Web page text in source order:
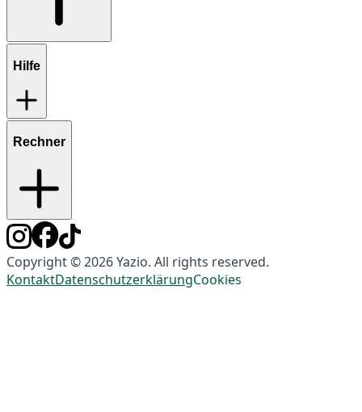
Hilfe
Rechner
Copyright © 2026 Yazio. All rights reserved.
KontaktDatenschutzerklärungCookies